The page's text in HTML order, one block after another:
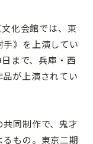
化会館では、東
》を上演してい
まで、兵庫・西
が上演されてい
同制作で、鬼才
もの。東京二期